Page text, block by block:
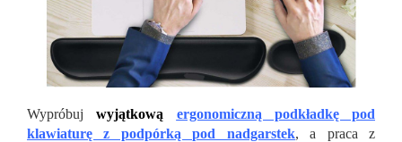
Wypróbujwyjątkową ergonomiczną podkładkę pod
klawiaturę z podpórką pod nadgarstek, a praca z